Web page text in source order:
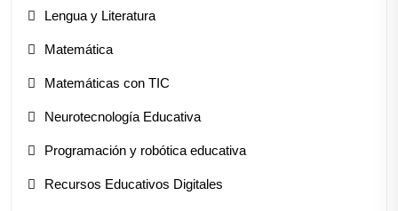
Lengua y Literatura
Matemática
Matemáticas con TIC
Neurotecnología Educativa
Programación y robótica educativa
Recursos Educativos Digitales